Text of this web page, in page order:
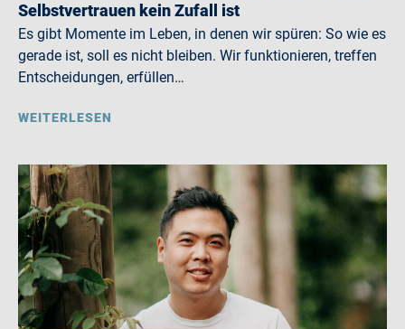
Selbstvertrauen kein Zufall ist
Es gibt Momente im Leben, in denen wir spüren: So wie es
gerade ist, soll es nicht bleiben. Wir funktionieren, treffen
Entscheidungen, erfüllen…
WEITERLESEN